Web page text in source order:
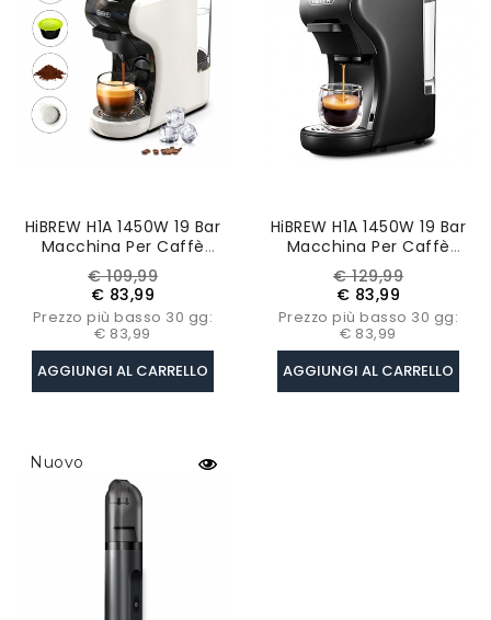
HiBREW H1A 1450W 19 Bar
Macchina Per Caffè
Espresso-Bianco
Prezzo
base
€ 109,99Prezzo
€ 83,99
Prezzo più basso 30 gg:
€ 83,99
AGGIUNGI AL CARRELLO
HiBREW H1A 1450W 19 Bar
Macchina Per Caffè
Espresso Macchina Per
Caffè Caldo/freddo A
Capsule Multiple 4 In 1 -
Nero
Prezzo
base
€ 129,99Prezzo
€ 83,99
Prezzo più basso 30 gg:
€ 83,99
AGGIUNGI AL CARRELLO
Nuovo